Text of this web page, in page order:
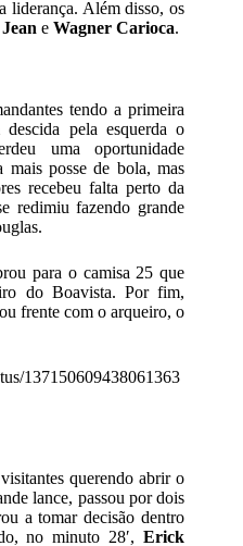
liderança. Além disso, os
Jean e Wagner Carioca.
tendo a primeira
pela esquerda o
uma oportunidade
mais posse de bola, mas
recebeu falta perto da
redimiu fazendo grande
para o camisa 25 que
do Boavista. Por fim,
frente com o arqueiro, o
137150609438061363
querendo abrir o
lance, passou por dois
a tomar decisão dentro
no minuto 28′,Erick